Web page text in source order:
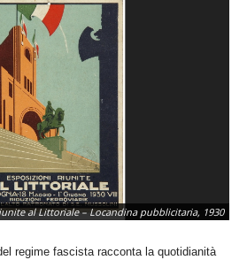
al Littoriale – Locandina pubblicitaria, 1930
regime fascista racconta la quotidianità